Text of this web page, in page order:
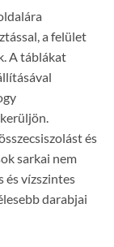
a felület
A táblákat
és
sarkai nem
és vízszintes
darabjai